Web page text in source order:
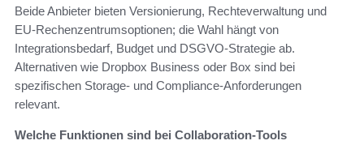
Beide Anbieter bieten Versionierung, Rechteverwaltung und
EU-Rechenzentrumsoptionen; die Wahl hängt von
Integrationsbedarf, Budget und DSGVO-Strategie ab.
Alternativen wie Dropbox Business oder Box sind bei
spezifischen Storage- und Compliance-Anforderungen
relevant.
Welche Funktionen sind bei Collaboration-Tools